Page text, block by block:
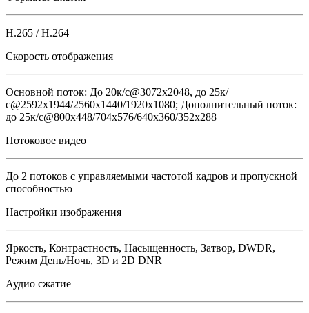
H.265 / H.264
Скорость отображения
Основной поток: До 20к/с@3072х2048, до 25к/
с@2592х1944/2560x1440/1920х1080; Дополнительный поток:
до 25к/с@800x448/704х576/640x360/352х288
Потоковое видео
До 2 потоков с управляемыми частотой кадров и пропускной
способностью
Настройки изображения
Яркость, Контрастность, Насыщенность, Затвор, DWDR,
Режим День/Ночь, 3D и 2D DNR
Аудио сжатие